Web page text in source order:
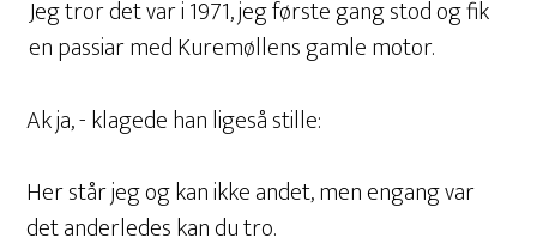
Jeg tror det var i 1971, jeg første gang stod og fik
en passiar med Kuremøllens gamle motor.
Ak ja, - klagede han ligeså stille:
Her står jeg og kan ikke andet, men engang var
det anderledes kan du tro.